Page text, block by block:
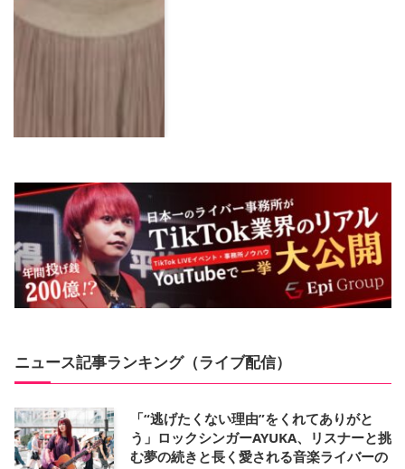
ニュース記事ランキング（ライブ配信）
「“逃げたくない理由”をくれてありがと
う」ロックシンガーAYUKA、リスナーと挑
む夢の続きと長く愛される音楽ライバーの